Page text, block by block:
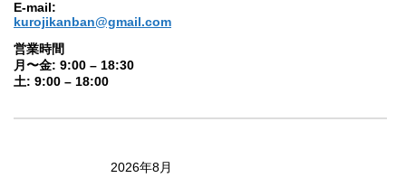
E-mail:
kurojikanban@gmail.com
営業時間
月〜金: 9:00 – 18:30
土: 9:00 – 18:00
2026年8月